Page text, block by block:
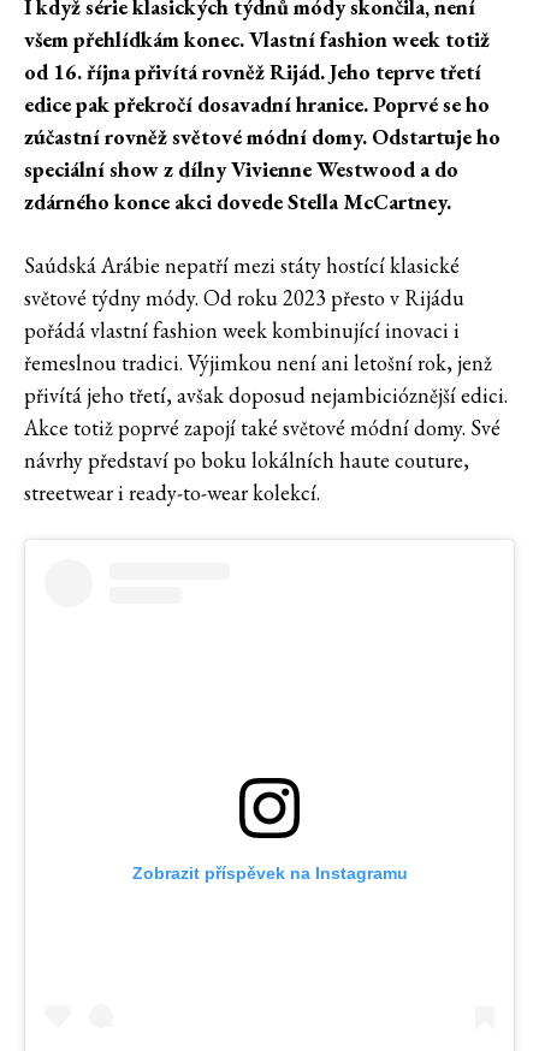
I když série klasických týdnů módy skončila, není
všem přehlídkám konec. Vlastní fashion week totiž
od 16. října přivítá rovněž Rijád. Jeho teprve třetí
edice pak překročí dosavadní hranice. Poprvé se ho
zúčastní rovněž světové módní domy. Odstartuje ho
speciální show z dílny Vivienne Westwood a do
zdárného konce akci dovede Stella McCartney.
Saúdská Arábie nepatří mezi státy hostící klasické
světové týdny módy. Od roku 2023 přesto v Rijádu
pořádá vlastní fashion week kombinující inovaci i
řemeslnou tradici. Výjimkou není ani letošní rok, jenž
přivítá jeho třetí, avšak doposud nejambicióznější edici.
Akce totiž poprvé zapojí také světové módní domy. Své
návrhy představí po boku lokálních haute couture,
streetwear i ready-to-wear kolekcí.
Zobrazit příspěvek na Instagramu